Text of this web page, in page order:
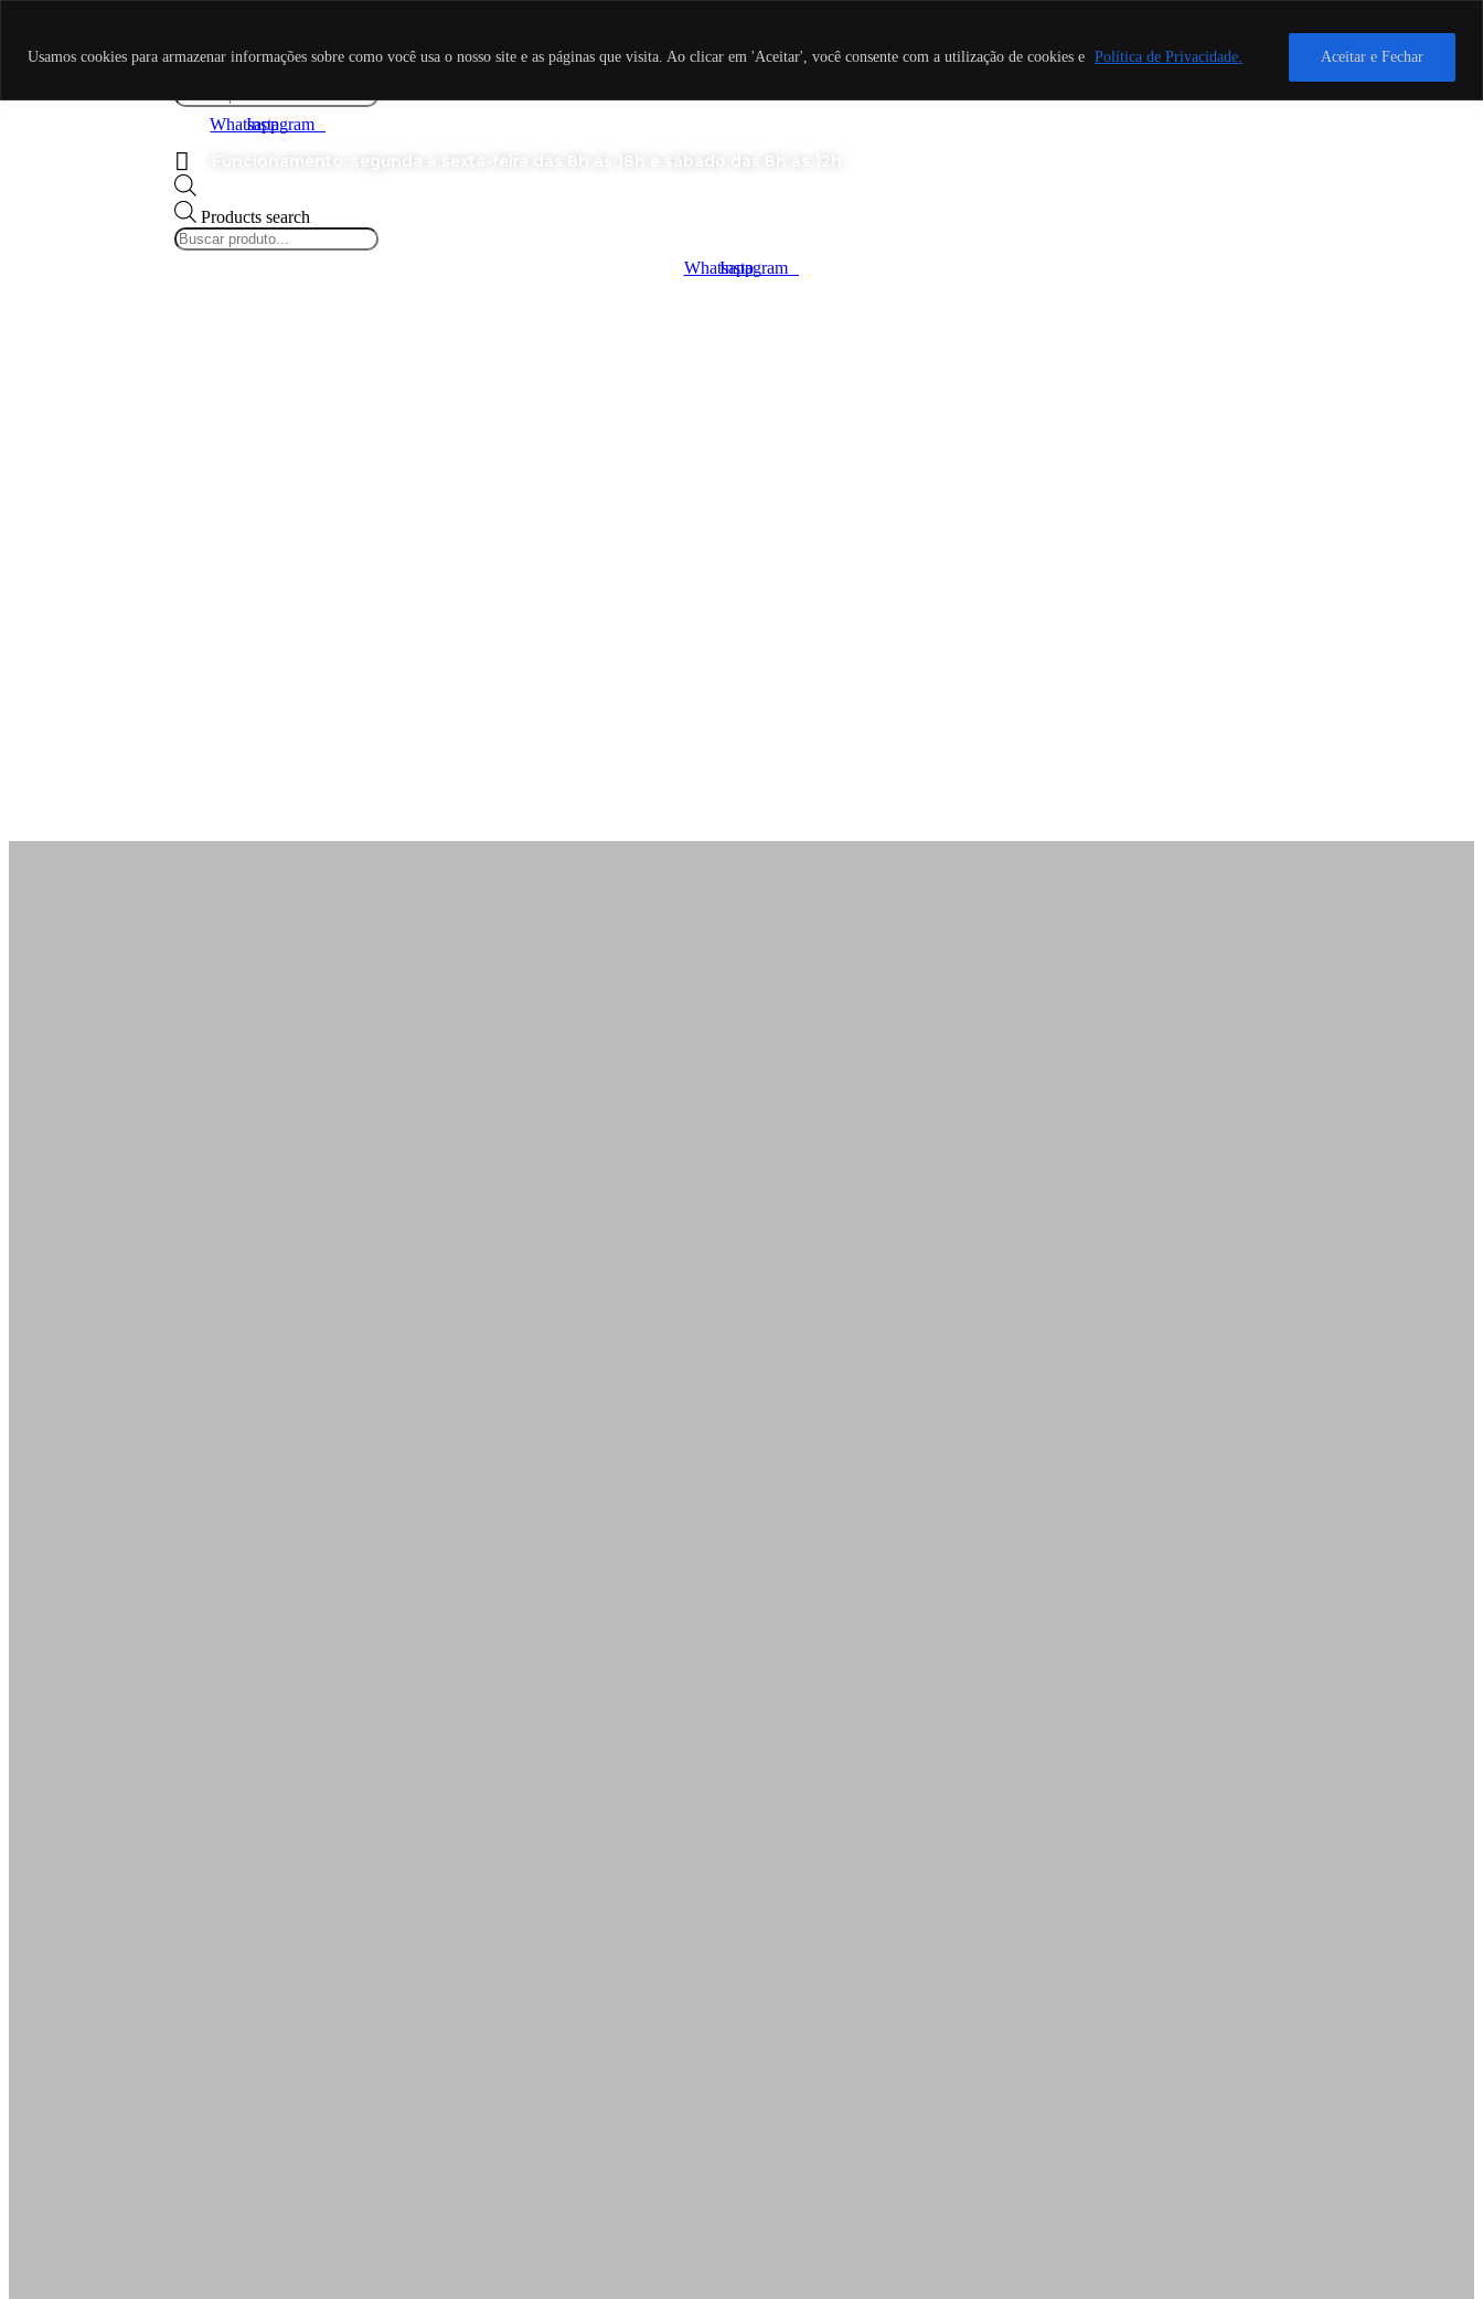
Usamos cookies para armazenar informações sobre como você usa o nosso site e as páginas que visita. Ao clicar em 'Aceitar', você consente com a utilização de cookies e Política de Privacidade. Aceitar e Fechar
WhatsappInstagram
Funcionamento: segunda a sexta-feira das 8h às 18h e sábado das 8h às 12h.
Products search
WhatsappInstagram